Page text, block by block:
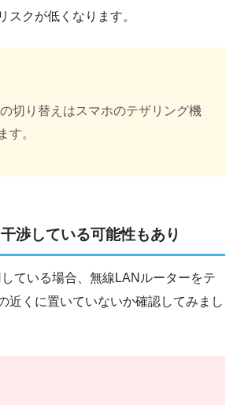
スクが低くなります。
切り替えはスマホのテザリング機
す。
渉している可能性もあり
ている場合、無線LANルーターをテ
近くに置いていないか確認してみまし